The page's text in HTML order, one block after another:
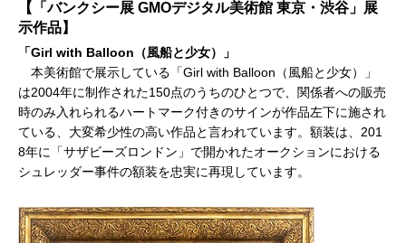
【「バンクシー展 GMOデジタル美術館 東京・渋谷」展
示作品】
「Girl with Balloon（風船と少女）」
本美術館で展示している「Girl with Balloon（風船と少女）」
は2004年に制作された150点のうちのひとつで、関係者への販売
時のみ入れられるハートマーク付きのサインが作品左下に施され
ている、大変希少性の高い作品と言われています。額装は、201
8年に「サザビーズロンドン」で開かれたオークションにおける
シュレッダー事件の額装を忠実に再現しています。